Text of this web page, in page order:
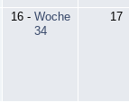
16- Woche
34
17